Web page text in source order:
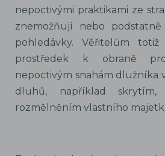
nepoctivými praktikami ze
znemožňují nebo
pohledávky. Věřitelům
prostředek k obraně
nepoctivým snahám dlužníka
dluhů, například skrytím,
rozmělněním vlastního